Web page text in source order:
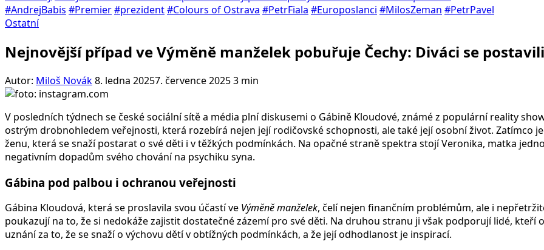
#AndrejBabis #Premier#prezident#Colours of Ostrava #PetrFiala #Europoslanci #MilosZeman #PetrPavel
Ostatní
Nejnovější případ ve Výměně manželek pobuřuje Čechy: Diváci se
Autor: Miloš Novák8. ledna 20257. července 20253 min
V posledních týdnech se české sociální sítě a média plní diskusemi o Gábině Kloudové, známé z populární reality
ostrým drobnohledem veřejnosti, která rozebírá nejen její rodičovské schopnosti, ale také její osobní život. Zatímco
ženu, která se snaží postarat o své děti i v těžkých podmínkách. Na opačné straně spektra stojí Veronika, matka
negativním dopadům svého chování na psychiku syna.
Gábina pod palbou i ochranou veřejnosti
Gábina Kloudová, která se proslavila svou účastí ve Výměně manželek, čelí nejen finančním problémům, ale i
poukazují na to, že si nedokáže zajistit dostatečné zázemí pro své děti. Na druhou stranu ji však podporují lidé, kteří
uznání za to, že se snaží o výchovu dětí v obtížných podmínkách, a že její odhodlanost je inspirací.